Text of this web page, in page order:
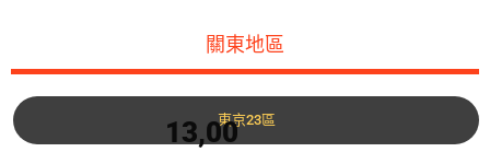
關東地區
東京23區
13,00